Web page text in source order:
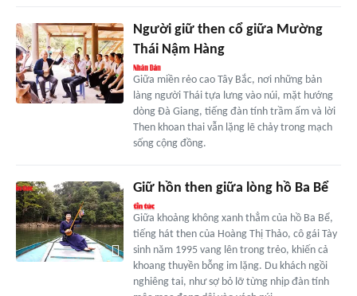
Người giữ then cổ giữa Mường
Thái Nậm Hàng
Giữa miền rẻo cao Tây Bắc, nơi những bản
làng người Thái tựa lưng vào núi, mặt hướng
dòng Đà Giang, tiếng đàn tính trầm ấm và lời
Then khoan thai vẫn lặng lẽ chảy trong mạch
sống cộng đồng.
Giữ hồn then giữa lòng hồ Ba Bể
Giữa khoảng không xanh thẳm của hồ Ba Bể,
tiếng hát then của Hoàng Thị Thảo, cô gái Tày
sinh năm 1995 vang lên trong trẻo, khiến cả
khoang thuyền bỗng im lặng. Du khách ngồi
nghiêng tai, như sợ bỏ lỡ từng nhịp đàn tính